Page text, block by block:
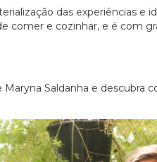
das experiências e
comer e cozinhar, e é com
Saldanha e descubra